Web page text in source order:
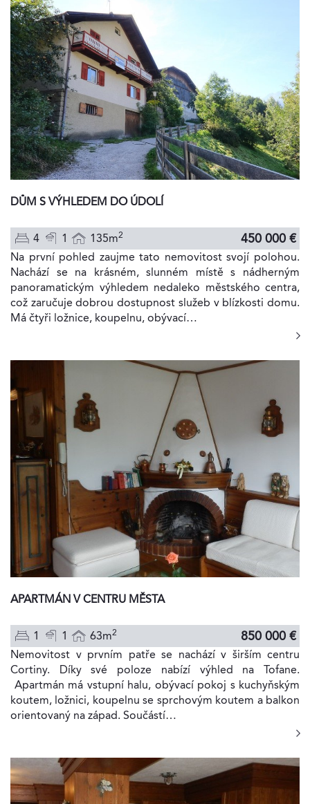
DŮM S VÝHLEDEM DO ÚDOLÍ
4 1 135m2 450 000 €
Na první pohled zaujme tato nemovitost svojí polohou.
Nachází se na krásném, slunném místě s nádherným
panoramatickým výhledem nedaleko městského centra,
což zaručuje dobrou dostupnost služeb v blízkosti domu.
Má čtyři ložnice, koupelnu, obývací…
APARTMÁN V CENTRU MĚSTA
1 1 63m2 850 000 €
Nemovitost v prvním patře se nachází v širším centru
Cortiny. Díky své poloze nabízí výhled na Tofane.
Apartmán má vstupní halu, obývací pokoj s kuchyňským
koutem, ložnici, koupelnu se sprchovým koutem a balkon
orientovaný na západ. Součástí…